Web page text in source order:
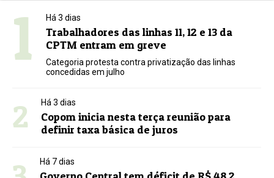
1 Há 3 dias
Trabalhadores das linhas 11, 12 e 13 da
CPTM entram em greve
Categoria protesta contra privatização das linhas
concedidas em julho
2 Há 3 dias
Copom inicia nesta terça reunião para
definir taxa básica de juros
Há 7 dias